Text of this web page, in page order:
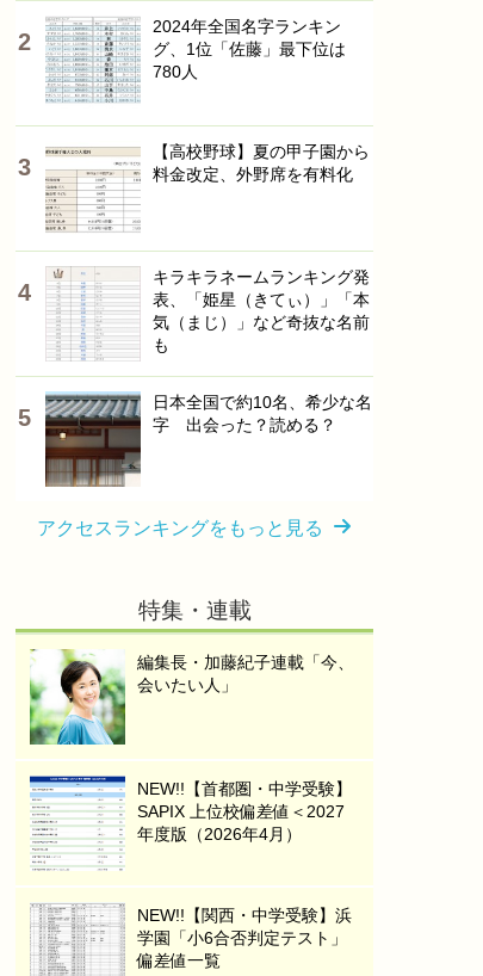
2024年全国名字ランキン
グ、1位「佐藤」最下位は
780人
【高校野球】夏の甲子園から
料金改定、外野席を有料化
キラキラネームランキング発
表、「姫星（きてぃ）」「本
気（まじ）」など奇抜な名前
も
日本全国で約10名、希少な名
字 出会った？読める？
アクセスランキングをもっと見る
特集・連載
編集長・加藤紀子連載「今、
会いたい人」
NEW!!【首都圏・中学受験】
SAPIX 上位校偏差値＜2027
年度版（2026年4月）
NEW!!【関西・中学受験】浜
学園「小6合否判定テスト」
偏差値一覧